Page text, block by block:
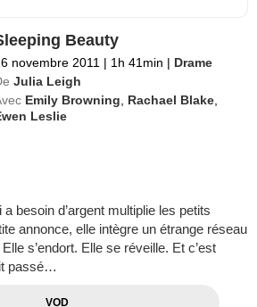
Beauty
novembre 2011 | 1h 41min | Drame
Julia Leigh
Emily Browning Rachael Blake
Leslie
besoin d’argent multiplie les petits
annonce, elle intègre un étrange réseau
s’endort. Elle se réveille. Et c’est
passé…
VOD